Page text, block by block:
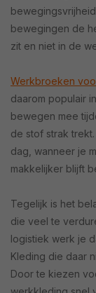
bewegingen de
zit en niet in de
Werkbroeken
daarom populair
bewegen mee
de stof strak
dag, wanneer je
makkelijker blijft
Tegelijk is het
die veel te
logistiek werk je
Kleding die daar
Door te kiezen